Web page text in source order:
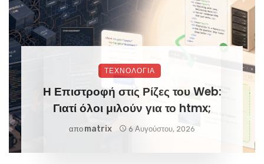
ΤΕΧΝΟΛΟΓΙΑ
Η Επιστροφή στις Ρίζες του Web:
Γιατί όλοι μιλούν για το htmx;
απο Matrix 6 Αυγούστου, 2026